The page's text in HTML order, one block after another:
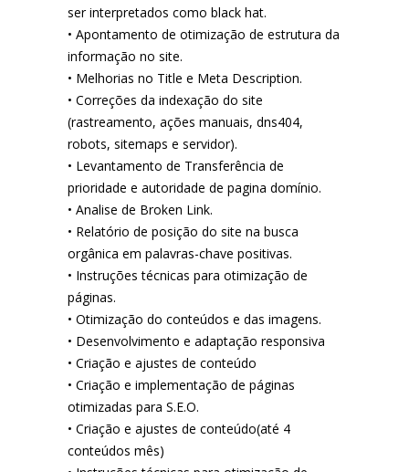
ser interpretados como black hat.
• Apontamento de otimização de estrutura da
informação no site.
• Melhorias no Title e Meta Description.
• Correções da indexação do site
(rastreamento, ações manuais, dns404,
robots, sitemaps e servidor).
• Levantamento de Transferência de
prioridade e autoridade de pagina domínio.
• Analise de Broken Link.
• Relatório de posição do site na busca
orgânica em palavras-chave positivas.
• Instruções técnicas para otimização de
páginas.
• Otimização do conteúdos e das imagens.
• Desenvolvimento e adaptação responsiva
• Criação e ajustes de conteúdo
• Criação e implementação de páginas
otimizadas para S.E.O.
• Criação e ajustes de conteúdo(até 4
conteúdos mês)